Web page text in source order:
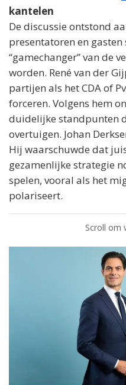
kantelen
De discussie ontstond
presentatoren en
“gamechanger” van de
worden. René van der
partijen als het CDA of
forceren. Volgens hem
duidelijke standpunten
overtuigen. Johan
Hij waarschuwde dat
gezamenlijke strategie
spelen, vooral als het
polariseert.
Scroll om